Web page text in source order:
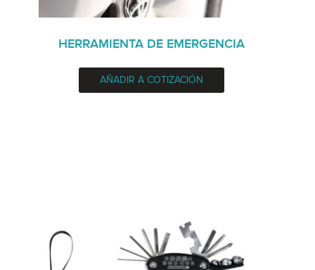
HERRAMIENTA DE EMERGENCIA
AÑADIR A COTIZACIÓN